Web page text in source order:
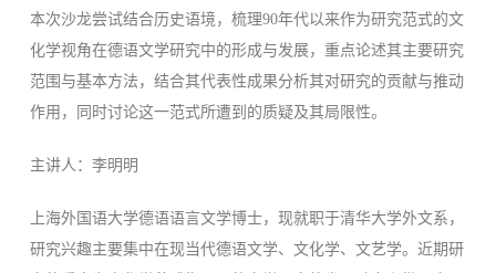
本次沙龙尝试结合历史语境，梳理90年代以来作为研究范式的文
化学视角在德语文学研究中的形成与发展，重点论述其主要研究
范围与基本方法，结合其代表性成果分析其对研究的贡献与推动
作用，同时讨论这一范式所遭到的质疑及其局限性。
主讲人：李明明
上海外国语大学德语语言文学博士，现就职于清华大学外文系，
研究兴趣主要集中在现当代德语文学、文化学、文艺学。近期研